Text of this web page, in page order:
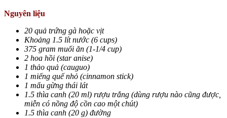
Nguyên liệu
20 quả trứng gà hoặc vịt
Khoảng 1.5 lít nước (6 cups)
375 gram muối ăn (1-1/4 cup)
2 hoa hồi (star anise)
1 thảo quả (cauguo)
1 miếng quế nhỏ (cinnamon stick)
1 mẩu gừng thái lát
1.5 thìa canh (20 ml) rượu trắng (dùng rượu nào cũng được,
miễn có nồng độ cồn cao một chút)
1.5 thìa canh (20 g) đường